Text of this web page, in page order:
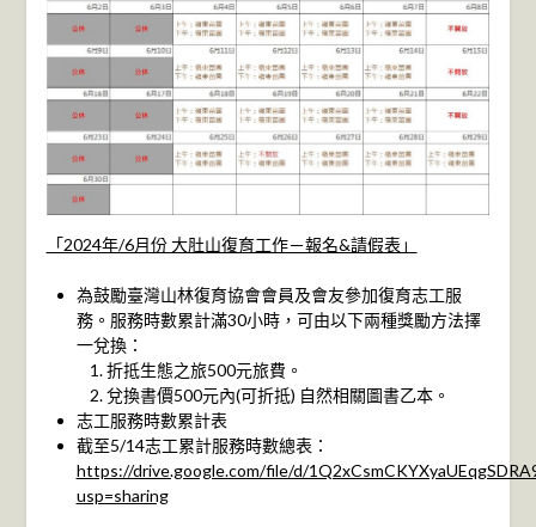
「2024年/6月份 大肚山復育工作－報名&請假表」
為鼓勵臺灣山林復育協會會員及會友參加復育志工服
務。服務時數累計滿30小時，可由以下兩種獎勵方法擇
一兌換：
折抵生態之旅500元旅費。
兌換書價500元內(可折抵) 自然相關圖書乙本。
志工服務時數累計表
截至5/14志工累計服務時數總表：
https://drive.google.com/file/d/
usp=sharing